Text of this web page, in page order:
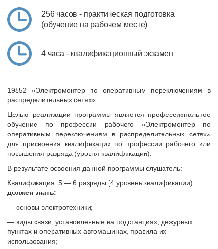
256 часов - практическая подготовка
(обучение на рабочем месте)
4 часа - квалификационный экзамен
19852 «Электромонтер по оперативным переключениям в
распределительных сетях»
Целью реализации программы является профессиональное
обучение по профессии рабочего «Электромонтер по
оперативным переключениям в распределительных сетях»
для присвоения квалификации по профессии рабочего или
повышения разряда (уровня квалификации).
В результате освоения данной программы слушатель:
Квалификация: 5 — 6 разряды (4 уровень квалификации)
должен знать:
— основы электротехники;
— виды связи, установленные на подстанциях, дежурных
пунктах и оперативных автомашинах, правила их
использования;